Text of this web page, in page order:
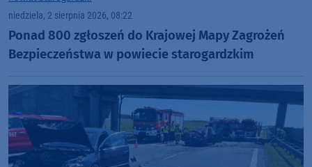
niedziela, 2 sierpnia 2026, 08:22
Ponad 800 zgłoszeń do Krajowej Mapy Zagrożeń
Bezpieczeństwa w powiecie starogardzkim